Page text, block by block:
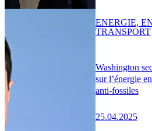
Washington
sur l’énergie
anti-fossiles
25.04.2025
ENERGIE,
TRANSPORT